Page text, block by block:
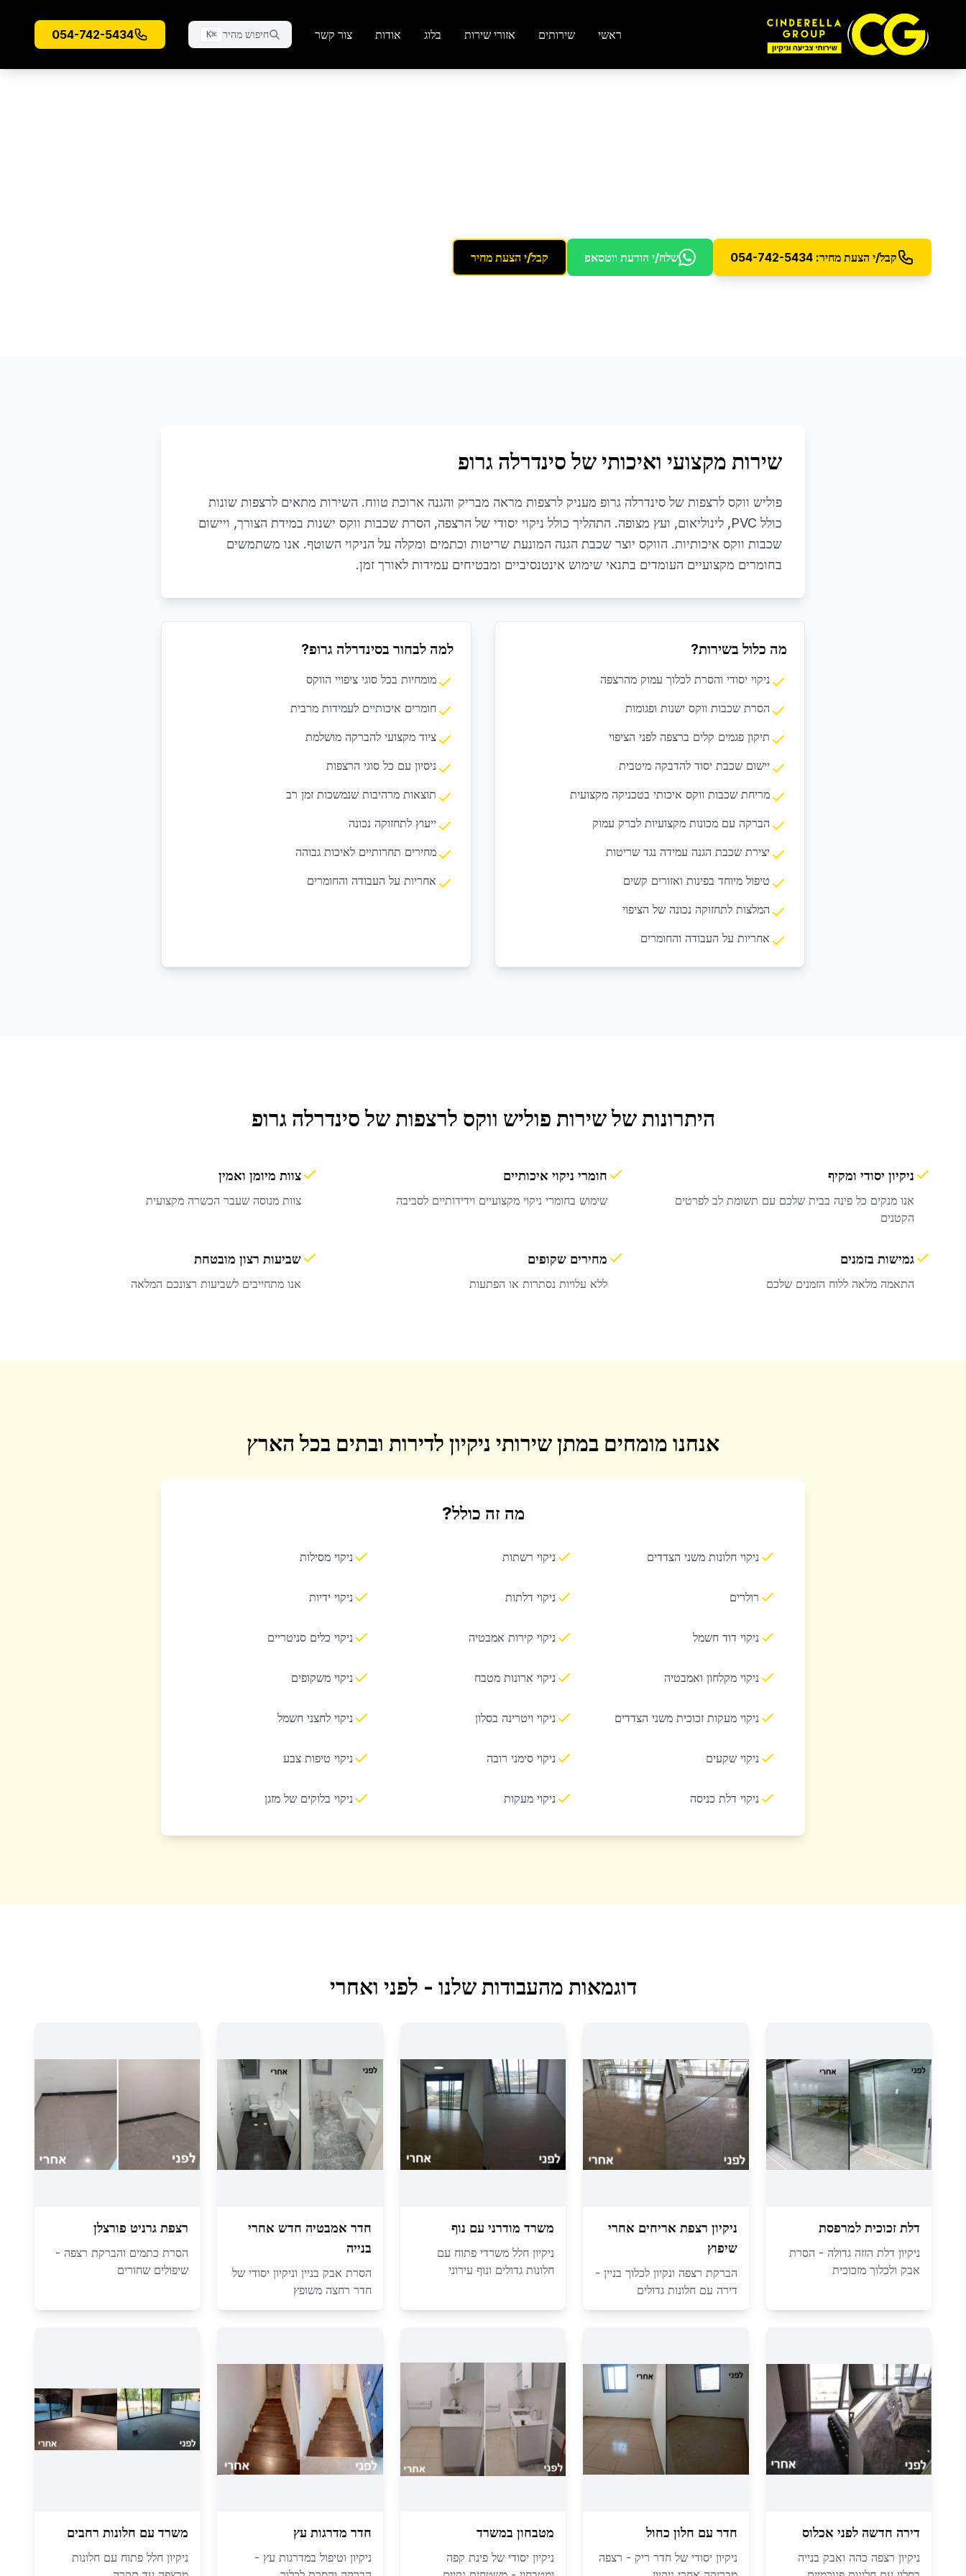
ראשי שירותים אזורי שירות בלוג אודות צור קשר חיפוש מהיר ⌘
K
054-742-5434
קבל/י הצעת מחיר: 054-742-5434 שלח/י הודעת ווטסאפ קבל/י הצעת מחיר
שירות מקצועי ואיכותי של סינדרלה גרופ
פוליש ווקס לרצפות של סינדרלה גרופ מעניק לרצפות מראה מבריק והגנה ארוכת טווח. השירות מתאים לרצפות שונות
כולל PVC, לינוליאום, ועץ מצופה. התהליך כולל ניקוי יסודי של הרצפה, הסרת שכבות ווקס ישנות במידת הצורך, ויישום
שכבות ווקס איכותיות. הווקס יוצר שכבת הגנה המונעת שריטות וכתמים ומקלה על הניקוי השוטף. אנו משתמשים
בחומרים מקצועיים העומדים בתנאי שימוש אינטנסיביים ומבטיחים עמידות לאורך זמן.
מה כלול בשירות?
ניקוי יסודי והסרת לכלוך עמוק מהרצפה
הסרת שכבות ווקס ישנות ופגומות
תיקון פגמים קלים ברצפה לפני הציפוי
יישום שכבת יסוד להדבקה מיטבית
מריחת שכבות ווקס איכותי בטכניקה מקצועית
הברקה עם מכונות מקצועיות לברק עמוק
יצירת שכבת הגנה עמידה נגד שריטות
טיפול מיוחד בפינות ואזורים קשים
המלצות לתחזוקה נכונה של הציפוי
אחריות על העבודה והחומרים
למה לבחור בסינדרלה גרופ?
מומחיות בכל סוגי ציפויי הווקס
חומרים איכותיים לעמידות מרבית
ציוד מקצועי להברקה מושלמת
ניסיון עם כל סוגי הרצפות
תוצאות מרהיבות שנמשכות זמן רב
ייעוץ לתחזוקה נכונה
מחירים תחרותיים לאיכות גבוהה
אחריות על העבודה והחומרים
היתרונות של שירות פוליש ווקס לרצפות של סינדרלה גרופ
ניקיון יסודי ומקיף
אנו מנקים כל פינה בבית שלכם עם תשומת לב לפרטים
הקטנים
חומרי ניקוי איכותיים
שימוש בחומרי ניקוי מקצועיים וידידותיים לסביבה
צוות מיומן ואמין
צוות מנוסה שעבר הכשרה מקצועית
גמישות בזמנים
התאמה מלאה ללוח הזמנים שלכם
מחירים שקופים
ללא עלויות נסתרות או הפתעות
שביעות רצון מובטחת
אנו מתחייבים לשביעות רצונכם המלאה
אנחנו מומחים במתן שירותי ניקיון לדירות ובתים בכל הארץ
מה זה כולל?
ניקוי חלונות משני הצדדים ניקוי רשתות ניקוי מסילות
רולרים ניקוי דלתות ניקוי ידיות
ניקוי דוד חשמל ניקוי קירות אמבטיה ניקוי כלים סניטריים
ניקוי מקלחון ואמבטיה ניקוי ארונות מטבח ניקוי משקופים
ניקוי מעקות זכוכית משני הצדדים ניקוי ויטרינה בסלון ניקוי לחצני חשמל
ניקוי שקעים ניקוי סימני רובה ניקוי טיפות צבע
ניקוי דלת כניסה ניקוי מעקות ניקוי בלוקים של מזגן
דוגמאות מהעבודות שלנו - לפני ואחרי
דלת זכוכית למרפסת
ניקיון דלת הזזה גדולה - הסרת
אבק ולכלוך מזכוכית
ניקיון רצפת אריחים אחרי
שיפוץ
הברקת רצפה ונקיון לכלוך בניין -
דירה עם חלונות גדולים
משרד מודרני עם נוף
ניקיון חלל משרדי פתוח עם
חלונות גדולים ונוף עירוני
חדר אמבטיה חדש אחרי
בנייה
הסרת אבק בניין וניקיון יסודי של
חדר רחצה משופץ
רצפת גרניט פורצלן
הסרת כתמים והברקת רצפה -
שיפולים שחורים
דירה חדשה לפני אכלוס
ניקיון רצפה כהה ואבק בנייה
חדר עם חלון כחול
ניקיון יסודי של חדר ריק - רצפה
מטבחון במשרד
ניקיון יסודי של פינת קפה
חדר מדרגות עץ
ניקיון וטיפול במדרגות עץ -
משרד עם חלונות רחבים
ניקיון חלל פתוח עם חלונות